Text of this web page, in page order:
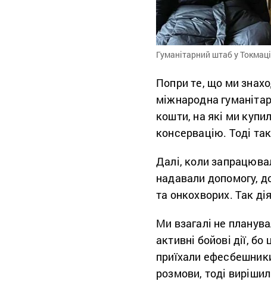
Гуманітарний штаб у Токмаці
Попри те, що ми
міжнародна
кошти, на які ми
консервацію. Тоді
Далі, коли
надавали допомогу,
та онкохворих. Так
Ми взагалі не
активні бойові дії,
приїхали
розмови, тоді